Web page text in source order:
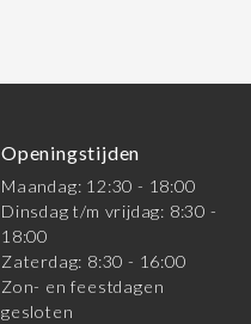
Openingstijden
Maandag: 12:30 - 18:00
Dinsdag t/m vrijdag: 8:30 -
18:00
Zaterdag: 8:30 - 16:00
Zon- en feestdagen
gesloten